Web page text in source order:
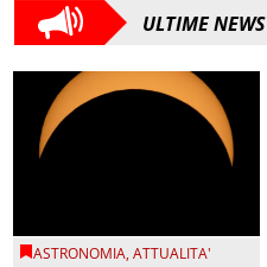
ULTIME NEWS
ASTRONOMIA,ATTUALITA'